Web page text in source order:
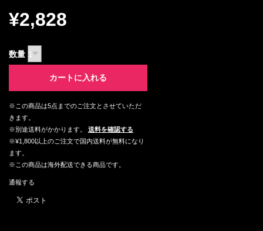
¥2,828
数量
カートに入れる
※この商品は5点までのご注文とさせていただ
きます。
※別途送料がかかります。
送料を確認する
※¥1,800以上のご注文で国内送料が無料になり
ます。
※この商品は海外配送できる商品です。
通報する